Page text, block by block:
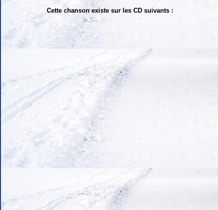
Cette chanson existe sur les CD suivants :